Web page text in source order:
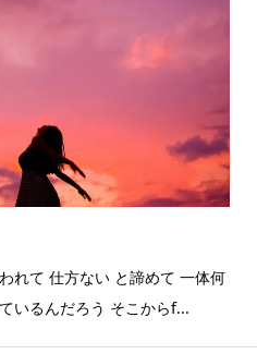
れて 仕方ない と諦めて 一体何
いるんだろう そこからf...